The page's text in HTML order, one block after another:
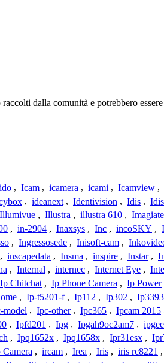
dalla comunità e potrebbero
, Icam , icamera , icami , Icamview ,
, ideanext , Identivision , Idis ,
Illumivue , Illustra , illustra 610 ,
, in-2904 , Inaxsys , Inc , incoSKY ,
, Ingressosede , Inisoft-cam ,
, inscapedata , Insma , inspire , Instar ,
, Internal , internec , Internet Eye ,
Ip Chitchat , Ip Phone Camera , Ip Power
, Ip-t5201-f , Ip112 , Ip302 ,
model , Ipc-other , Ipc365 , Ipcam 2015
, Ipfd201 , Ipg , Ipgah9oc2am7 ,
, Ipq1652x , Ipq1658x , Ipr31esx ,
, ircam , Irea , Iris , iris rc8221 ,